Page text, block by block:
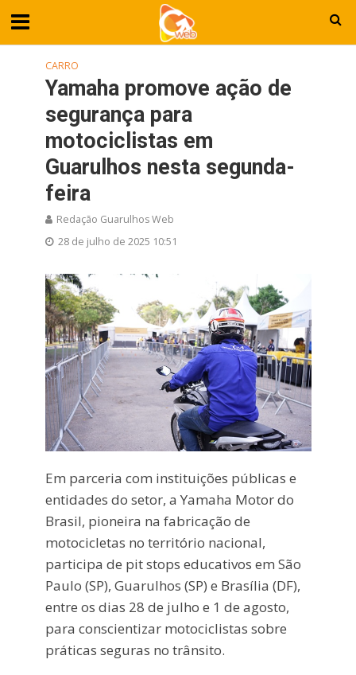
CARRO
Yamaha promove ação de
segurança para
motociclistas em
Guarulhos nesta segunda-
feira
Redação Guarulhos Web
28 de julho de 2025 10:51
Em parceria com instituições públicas e
entidades do setor, a Yamaha Motor do
Brasil, pioneira na fabricação de
motocicletas no território nacional,
participa de pit stops educativos em São
Paulo (SP), Guarulhos (SP) e Brasília (DF),
entre os dias 28 de julho e 1 de agosto,
para conscientizar motociclistas sobre
práticas seguras no trânsito.